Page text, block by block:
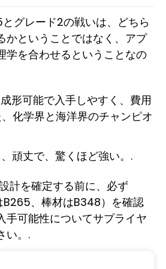
グレード2の戦いは、どちら
かということではなく、アプ
学を合わせるということなの
形可能で入手しやすく、費用
化学界と海洋界のチャンピオ
頑丈で、驚くほど強い。.
計を確定する前に、必ず
B265、棒材はB348）を確認
手可能性についてサプライヤ
い。.